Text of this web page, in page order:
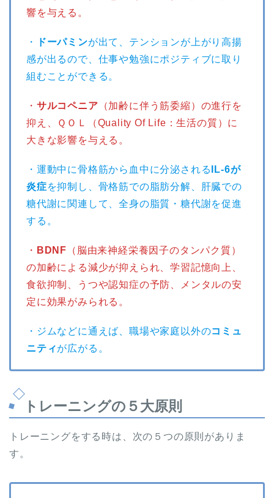
響を与える。
・ ドーパミンが出て、テンションが上がり高揚
感が出るので、仕事や勉強にポジティブに取り
組むことができる。
・ サルコペニア （加齢に伴う筋委縮）の進行を
抑え、ＱＯＬ（Quality Of Life：生活の質）に
大きな影響を与える。
・運動中に骨格筋から血中に分泌される IL-6が
炎症を抑制し、骨格筋での脂肪分解、肝臓での
糖代謝に関連して、全身の脂質・糖代謝を促進
する。
・ BDNF （脳由来神経栄養因子のタンパク質）
の加齢による減少が抑えられ、学習記憶向上、
食欲抑制、うつや認知症の予防、メンタルの安
定に効果がみられる。
・ジムなどに通えば、職場や家庭以外のコミュ
ニティが広がる。
トレーニングの５大原則
トレーニングをする時は、次の５つの原則がありま
す。